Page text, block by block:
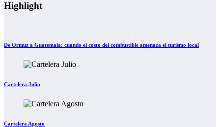
Highlight
De Ormuz a Guatemala: cuando el costo del combustible amenaza el turismo local
Cartelera Julio
Cartelera Agosto